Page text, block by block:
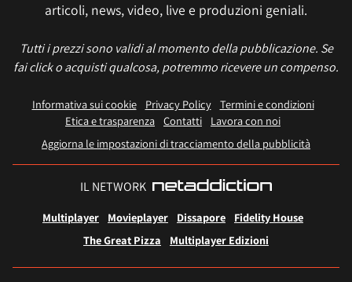
articoli, news, video, live e produzioni geniali.
Tutti i prezzi sono validi al momento della pubblicazione. Se
fai click o acquisti qualcosa, potremmo ricevere un compenso.
Informativa sui cookie Privacy Policy
Termini e condizioni
Etica e trasparenza Contatti
Lavora con noi
Aggiorna le impostazioni di tracciamento della pubblicità
IL NETWORK
Multiplayer Movieplayer Dissapore
Fidelity House
The Great Pizza
Multiplayer Edizioni